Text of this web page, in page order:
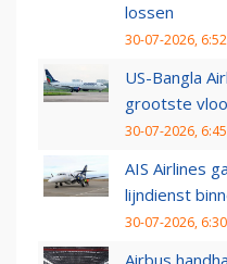
lossen
30-07-2026, 6:52
US-Bangla
grootste
30-07-2026, 6:45
AIS Airlines
lijndienst
30-07-2026, 6:30